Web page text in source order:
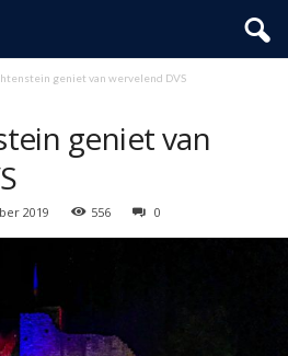
geniet van wervelend DVS
geniet van
2019 556 0